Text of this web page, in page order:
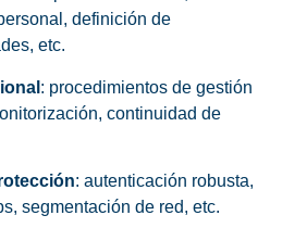
definición de
etc.
: procedimientos de gestión
continuidad de
: autenticación robusta,
segmentación de red, etc.